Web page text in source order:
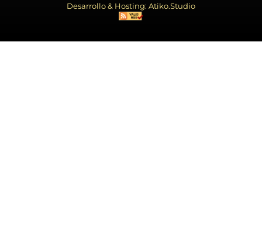
Desarrollo & Hosting: Atiko.Studio